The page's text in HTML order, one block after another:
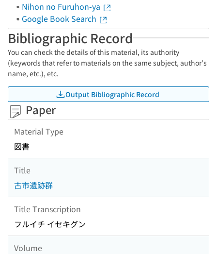
Nihon no Furuhon-ya
Google Book Search
Bibliographic Record
You can check the details of this material, its authority
(keywords that refer to materials on the same subject, author's
name, etc.), etc.
Output Bibliographic Record
Paper
Material Type
図書
Title
古市遺跡群
Title Transcription
フルイチ イセキグン
Volume